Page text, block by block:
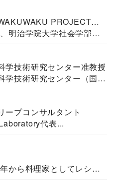
PROJECT
語聴覚士・社会福祉士
明治学院大学社会学部福
学技術研究センター准教授
学技術研究センター（国際
ープコンサルタント
代表...
から料理家としてレシピ